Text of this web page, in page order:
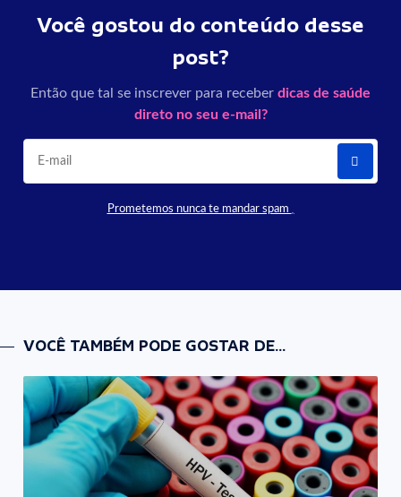
Você gostou do conteúdo desse
post?
Então que tal se inscrever para receber dicas de saúde
direto no seu e-mail?
Prometemos nunca te mandar spam
VOCÊ TAMBÉM PODE GOSTAR DE...